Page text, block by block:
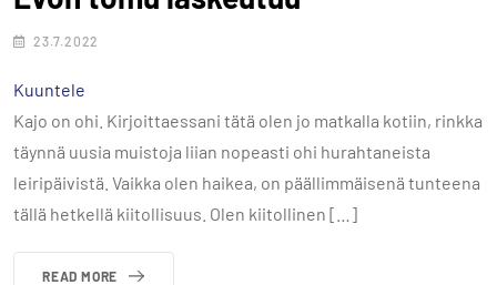
23.7.2022
Kuuntele
Kajo on ohi. Kirjoittaessani tätä olen jo matkalla kotiin, rinkka
täynnä uusia muistoja liian nopeasti ohi hurahtaneista
leiripäivistä. Vaikka olen haikea, on päällimmäisenä tunteena
tällä hetkellä kiitollisuus. Olen kiitollinen […]
READ MORE